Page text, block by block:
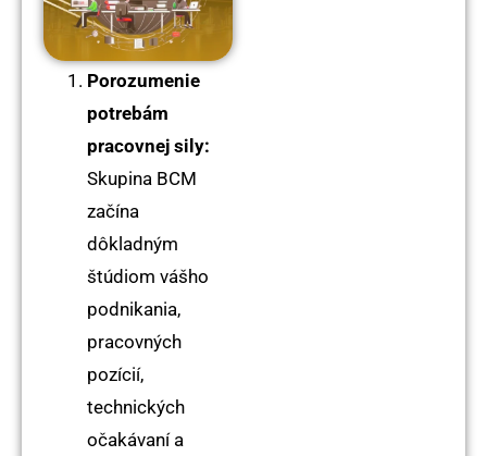
Porozumenie
potrebám
pracovnej sily:
Skupina BCM
začína
dôkladným
štúdiom vášho
podnikania,
pracovných
pozícií,
technických
očakávaní a